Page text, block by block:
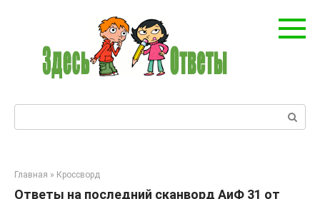
Поиск:
Главная » Кроссворд
Ответы на последний сканворд АиФ 31 от